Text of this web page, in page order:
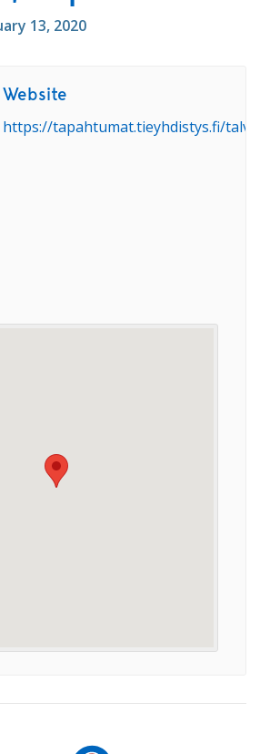
13, 2020
Website
https://tapahtumat.tieyhdistys.fi/